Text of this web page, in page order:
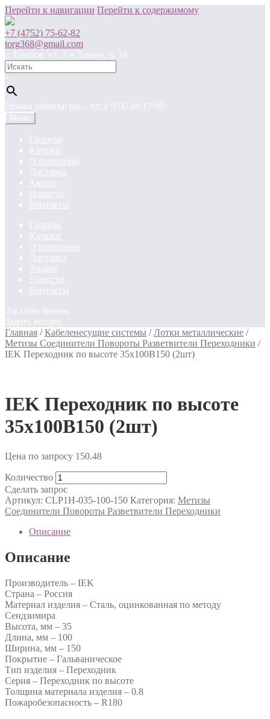
Перейти к навигации Перейти к содержимому
+7 (4752) 75-62-82
torg368@gmail.com
г. Тамбов, ул. 3-я Линия, д. 18
×
Режим работы: пн. - пт. c 9:00 до 17:00
Меню
Главная
Каталог
О компании
Доставка
Акции
Новости
Контакты
Главная
Каталог
О компании
Доставка
Акции
Новости
Контакты
Заказать звонок
Задать вопрос
Главная /Кабеленесущие системы /Лотки металлические /
Метизы Соединители Повороты Разветвители Переходники /
IEK Переходник по высоте 35x100B150 (2шт)
IEK Переходник по высоте
35x100B150 (2шт)
Цена по запросу 150.48
Количество
Сделать запрос
Артикул: CLP1H-035-100-150 Категория: Метизы
Соединители Повороты Разветвители Переходники
Описание
Описание
Производитель – IEK
Страна – Россия
Материал изделия – Сталь, оцинкованная по методу
Сендзимира
Высота, мм – 35
Длина, мм – 100
Ширина, мм – 150
Покрытие – Гальваническое
Тип изделия – Переходник
Серия – Переходник по высоте
Толщина материала изделия – 0.8
Пожаробезопасность – R180